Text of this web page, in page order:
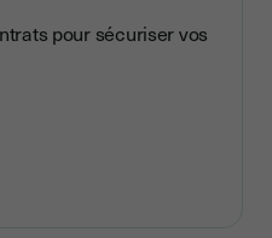
pour sécuriser vos